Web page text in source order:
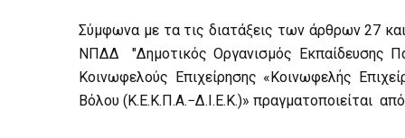
E-ΥΠΗΡΕΣΙΕΣ
Σύμφωνα με τα τις διατάξεις των άρθρων 27
ΝΠΔΔ "Δημοτικός Οργανισμός Εκπαίδευσης
Κοινωφελούς Επιχείρησης «Κοινωφελής
Βόλου (Κ.Ε.Κ.Π.Α.−Δ.Ι.Ε.Κ.)» πραγματοποιείται